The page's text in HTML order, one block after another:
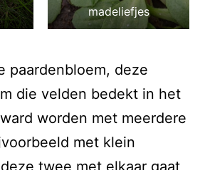
madeliefjes
paardenbloem, deze
die velden bedekt in het
worden met meerdere
met klein
twee met elkaar gaat